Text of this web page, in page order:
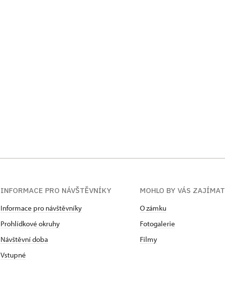
INFORMACE PRO NÁVŠTĚVNÍKY
Informace pro návštěvníky
Prohlídkové okruhy
Návštěvní doba
Vstupné
MOHLO BY VÁS ZAJÍMAT
O zámku
Fotogalerie
Filmy